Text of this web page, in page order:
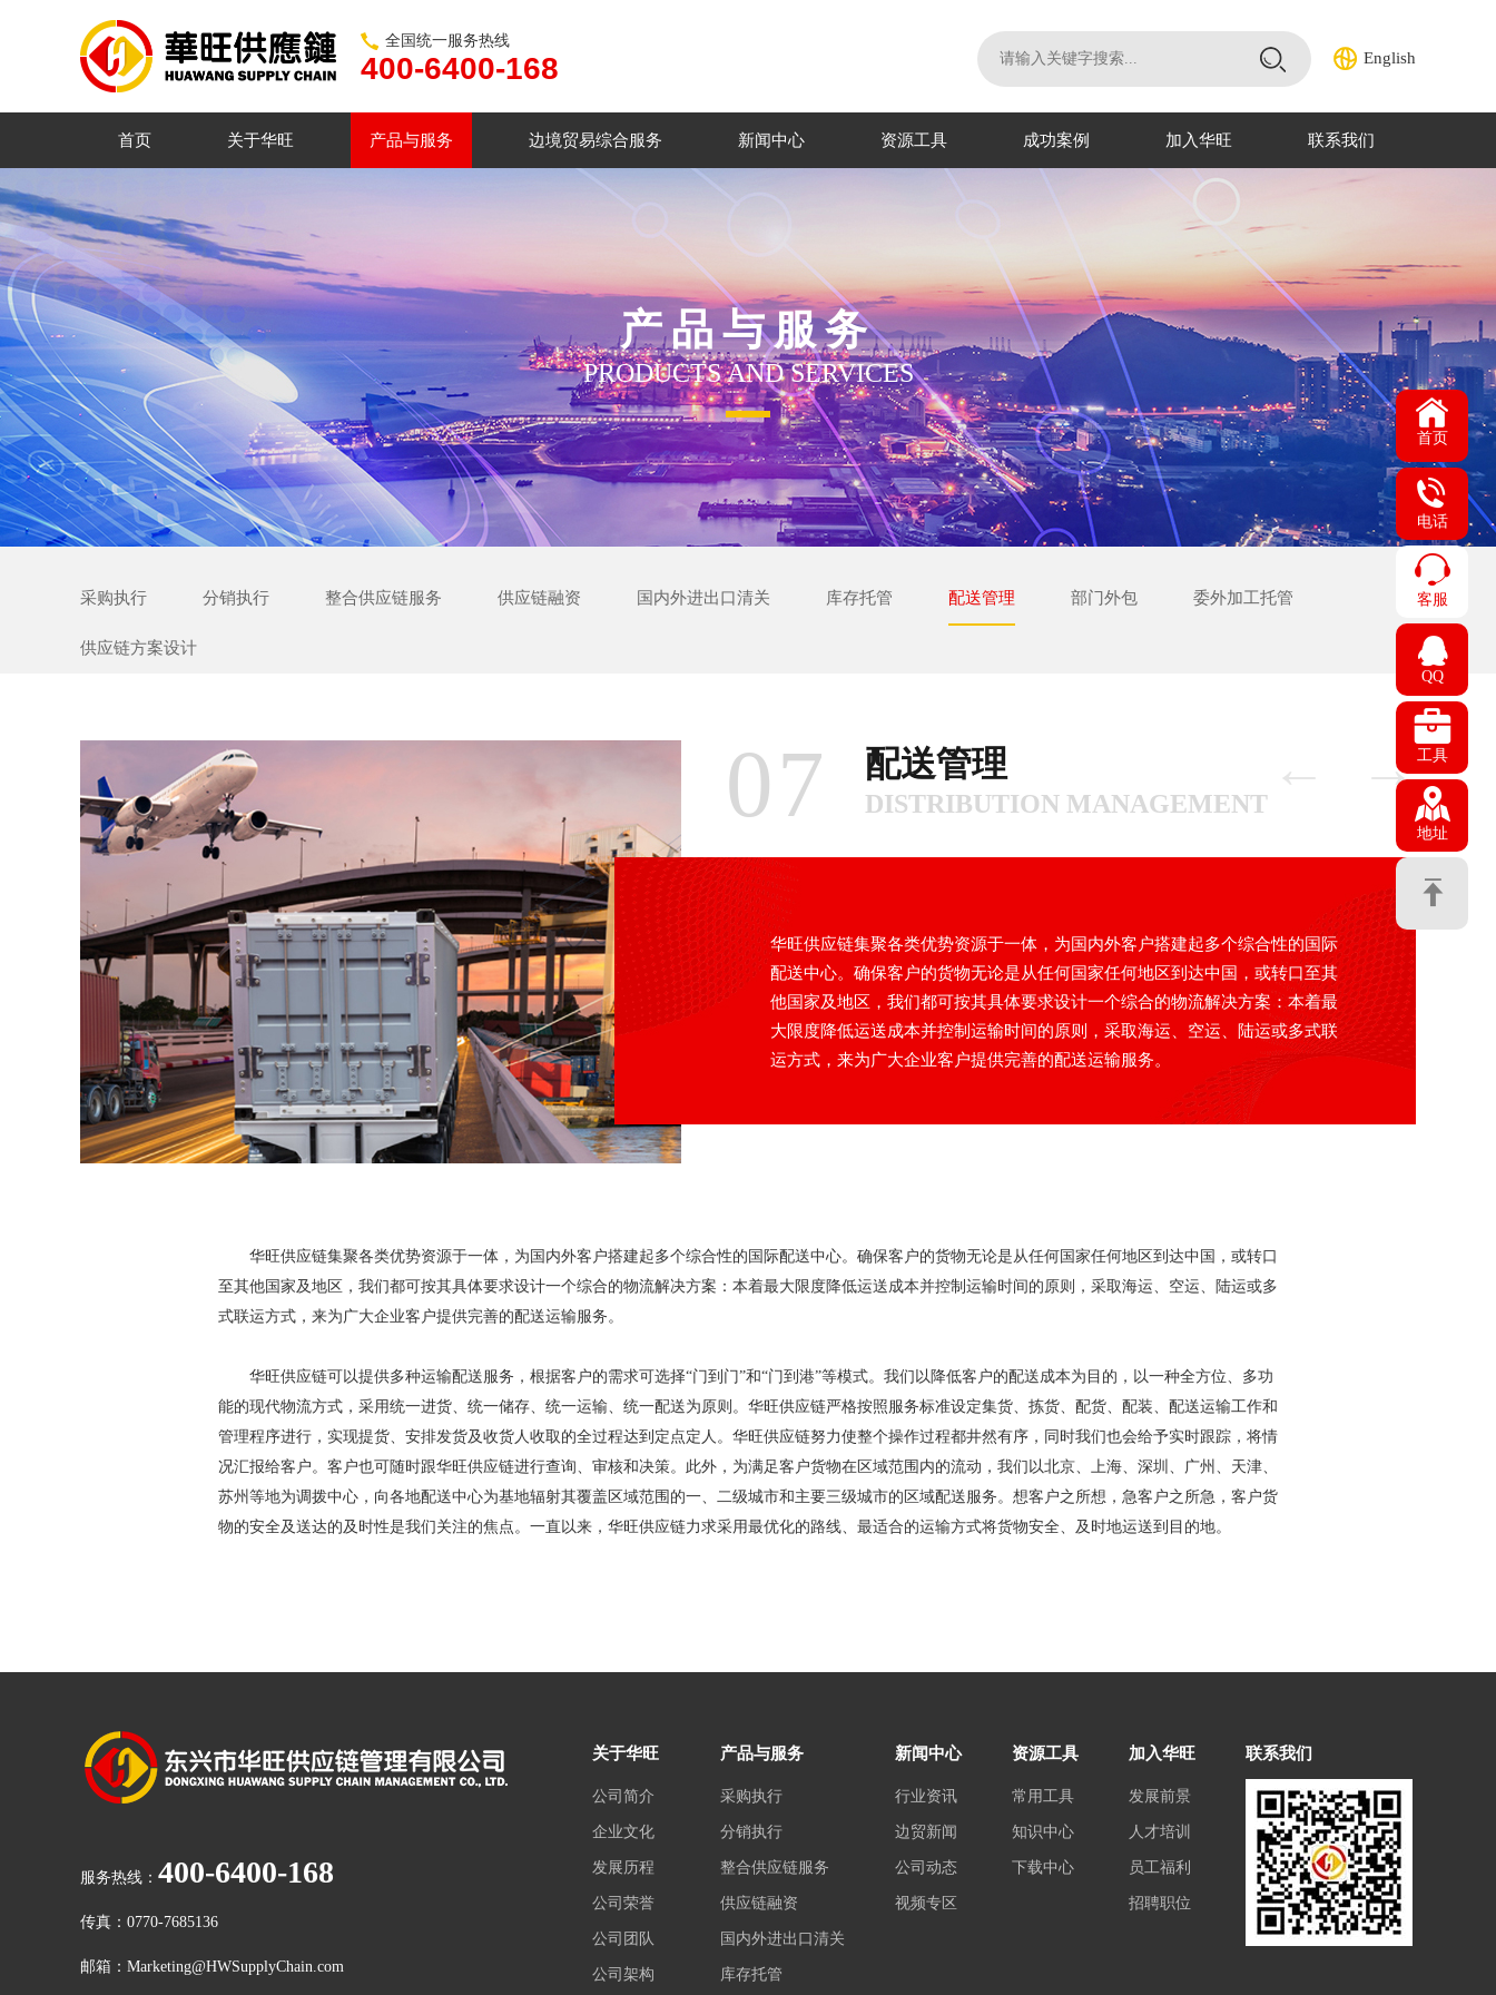
全国统一服务热线
400-6400-168 English
首页 关于华旺 产品与服务 边境贸易综合服务 新闻中心 资源工具 成功案例 加入华旺 联系我们
产品与服务
PRODUCTS AND SERVICES
采购执行 分销执行 整合供应链服务 供应链融资 国内外进出口清关 库存托管 配送管理 部门外包 委外加工托管
供应链方案设计
← →
07 配送管理
DISTRIBUTION MANAGEMENT
华旺供应链集聚各类优势资源于一体，为国内外客户搭建起多个综合性的国际
配送中心。确保客户的货物无论是从任何国家任何地区到达中国，或转口至其
他国家及地区，我们都可按其具体要求设计一个综合的物流解决方案：本着最
大限度降低运送成本并控制运输时间的原则，采取海运、空运、陆运或多式联
运方式，来为广大企业客户提供完善的配送运输服务。
华旺供应链集聚各类优势资源于一体，为国内外客户搭建起多个综合性的国际配送中心。确保客户的货物无论是从任何国家任何地区到达中国，或转口
至其他国家及地区，我们都可按其具体要求设计一个综合的物流解决方案：本着最大限度降低运送成本并控制运输时间的原则，采取海运、空运、陆运或多
式联运方式，来为广大企业客户提供完善的配送运输服务。
华旺供应链可以提供多种运输配送服务，根据客户的需求可选择“门到门”和“门到港”等模式。我们以降低客户的配送成本为目的，以一种全方位、多功
能的现代物流方式，采用统一进货、统一储存、统一运输、统一配送为原则。华旺供应链严格按照服务标准设定集货、拣货、配货、配装、配送运输工作和
管理程序进行，实现提货、安排发货及收货人收取的全过程达到定点定人。华旺供应链努力使整个操作过程都井然有序，同时我们也会给予实时跟踪，将情
况汇报给客户。客户也可随时跟华旺供应链进行查询、审核和决策。此外，为满足客户货物在区域范围内的流动，我们以北京、上海、深圳、广州、天津、
苏州等地为调拨中心，向各地配送中心为基地辐射其覆盖区域范围的一、二级城市和主要三级城市的区域配送服务。想客户之所想，急客户之所急，客户货
物的安全及送达的及时性是我们关注的焦点。一直以来，华旺供应链力求采用最优化的路线、最适合的运输方式将货物安全、及时地运送到目的地。
服务热线： 400-6400-168
传真：0770-7685136
邮箱：Marketing@HWSupplyChain.com
关于华旺
公司简介
企业文化
发展历程
公司荣誉
公司团队
公司架构
产品与服务
采购执行
分销执行
整合供应链服务
供应链融资
国内外进出口清关
库存托管
新闻中心
行业资讯
边贸新闻
公司动态
视频专区
资源工具
常用工具
知识中心
下载中心
加入华旺
发展前景
人才培训
员工福利
招聘职位
联系我们
首页
电话
客服
QQ
工具
地址